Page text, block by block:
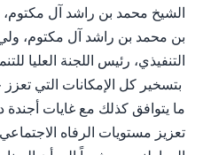
الشيخ محمد بن راشد آل
بن محمد بن راشد آل مكتوم،
التنفيذي، رئيس اللجنة العليا
بتسخير كل الإمكانات التي
تعزيز مستويات الرفاه